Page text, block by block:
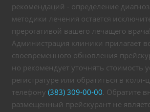
рекомендаций - определение
методики лечения остается
прерогативой вашего лечащего врача!
Администрация клиники прилагает
своевременного обновления
но рекомендует уточнять стоимость
регистратуре или обратиться в колл-
телефону (383) 309-00-00. Обратите
размещенный прейскурант не